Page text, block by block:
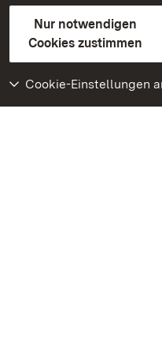
Nur notwendigen
Cookies zustimmen
Cookie-Einstellungen
GebärdenspracheLeichte
Erklärung zur
BITV-konform (geprüfte
Weiteres